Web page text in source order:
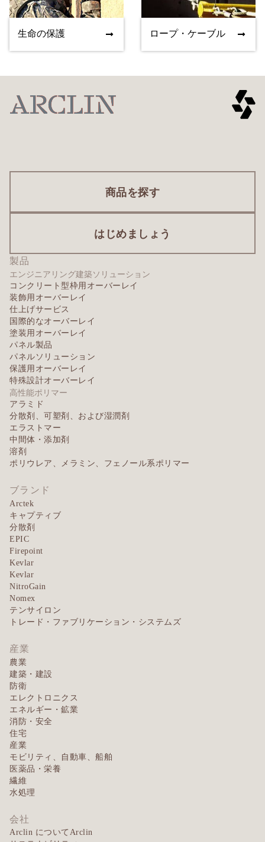
生命の保護
生命の保護 ロープ・ケーブル
ロープ・ケーブル
製品
エンジニアリング建築ソリューション
コンクリート型枠用オーバーレイ
装飾用オーバーレイ
仕上げサービス
国際的なオーバーレイ
塗装用オーバーレイ
パネル製品
パネルソリューション
保護用オーバーレイ
特殊設計オーバーレイ
高性能ポリマー
アラミド
分散剤、可塑剤、および湿潤剤
エラストマー
中間体・添加剤
溶剤
ポリウレア、メラミン、フェノール系ポリマー
ブランド
Arctek
キャプティブ
分散剤
EPIC
Firepoint
Kevlar
Kevlar
NitroGain
Nomex
テンサイロン
トレード・ファブリケーション・システムズ
産業
農業
建築・建設
防衛
エレクトロニクス
エネルギー・鉱業
消防・安全
住宅
産業
モビリティ、自動車、船舶
医薬品・栄養
繊維
水処理
会社
Arclin についてArclin
商品を探す
はじめましょう